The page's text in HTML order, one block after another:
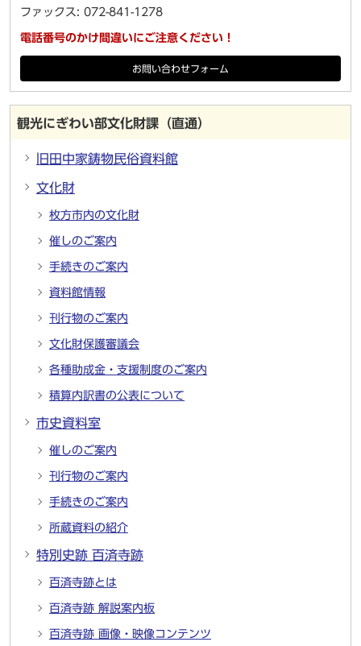
ファックス: 072-841-1278
電話番号のかけ間違いにご注意ください！
お問い合わせフォーム
観光にぎわい部文化財課（直通）
旧田中家鋳物民俗資料館
文化財
枚方市内の文化財
催しのご案内
手続きのご案内
資料館情報
刊行物のご案内
文化財保護審議会
各種助成金・支援制度のご案内
積算内訳書の公表について
市史資料室
催しのご案内
刊行物のご案内
手続きのご案内
所蔵資料の紹介
特別史跡 百済寺跡
百済寺跡とは
百済寺跡 解説案内板
百済寺跡 画像・映像コンテンツ